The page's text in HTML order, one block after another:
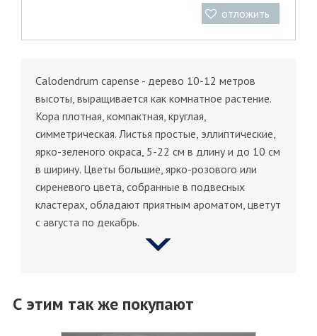
отложить
Calodendrum capense - дерево 10-12 метров
высоты, выращивается как комнатное растение.
Кора плотная, компактная, круглая,
симметрическая. Листья простые, эллиптические,
ярко-зеленого окраса, 5-22 см в длину и до 10 см
в ширину. Цветы большие, ярко-розового или
сиреневого цвета, собранные в подвесных
кластерах, обладают приятным ароматом, цветут
с августа по декабрь.
С этим так же покупают